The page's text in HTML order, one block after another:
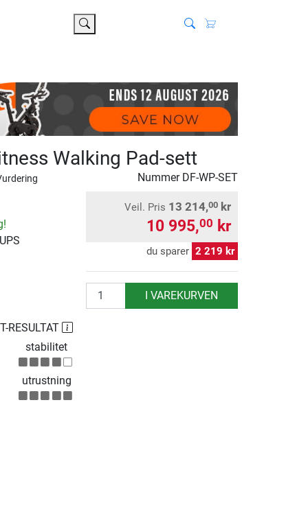
Walking Pad-sett
Nummer DF-WP-SET
Veil. Pris 13 214,00 kr
10 995,00 kr
du sparer 2 219 kr
antall I VAREKURVEN
RESULTAT
stabilitet
utrustning